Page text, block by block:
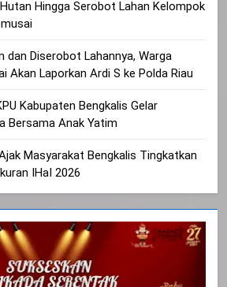
Hingga Serobot Lahan Kelompok
dan Diserobot Lahannya, Warga
Akan Laporkan Ardi S ke Polda Riau
Kabupaten Bengkalis Gelar
Bersama Anak Yatim
Masyarakat Bengkalis Tingkatkan
IHaI 2026